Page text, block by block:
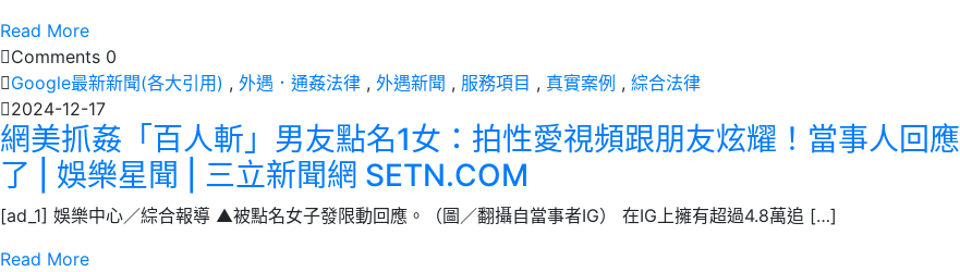
Read More
Comments 0
Google最新新聞(各大引用) , 外遇．通姦法律 , 外遇新聞 , 服務項目 , 真實案例 , 綜合法律
2024-12-17
網美抓姦「百人斬」男友點名1女：拍性愛視頻跟朋友炫耀！當事人回應
了 | 娛樂星聞 | 三立新聞網 SETN.COM
[ad_1] 娛樂中心／綜合報導 ▲被點名女子發限動回應。（圖／翻攝自當事者IG） 在IG上擁有超過4.8萬追 […]
Read More